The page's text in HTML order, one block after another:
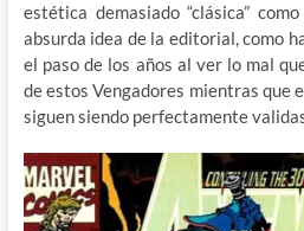
estética demasiado “clásica”
absurda idea de la editorial, como
el paso de los años al ver lo mal
de estos Vengadores mientras que
siguen siendo perfectamente